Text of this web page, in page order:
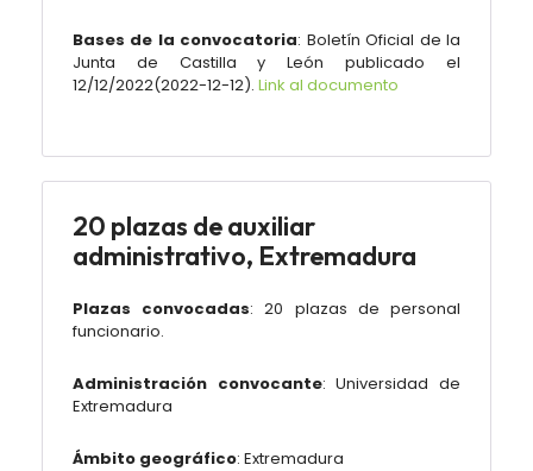
Bases de la convocatoria: Boletín Oficial de la
Junta de Castilla y León publicado el
12/12/2022(2022-12-12). Link al documento
20 plazas de auxiliar
administrativo, Extremadura
Plazas convocadas:20 plazas depersonal
funcionario.
Administración convocante:Universidad de
Extremadura
Ámbito geográfico: Extremadura